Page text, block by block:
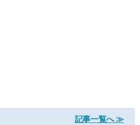
記事一覧へ ≫